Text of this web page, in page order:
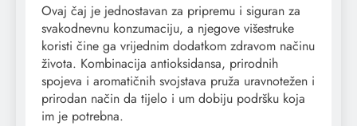
Ovaj čaj je jednostavan za pripremu i siguran za
svakodnevnu konzumaciju, a njegove višestruke
koristi čine ga vrijednim dodatkom zdravom načinu
života. Kombinacija antioksidansa, prirodnih
spojeva i aromatičnih svojstava pruža uravnotežen i
prirodan način da tijelo i um dobiju podršku koja
im je potrebna.